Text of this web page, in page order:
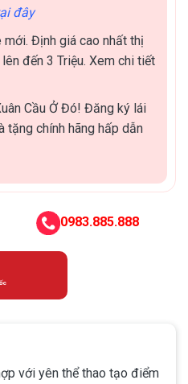
đây
Định giá cao nhất thị
đến 3 Triệu. Xem chi tiết
Cầu Ở Đó! Đăng ký lái
tặng chính hãng hấp dẫn
0983.885.888
với yên thể thao tạo điểm